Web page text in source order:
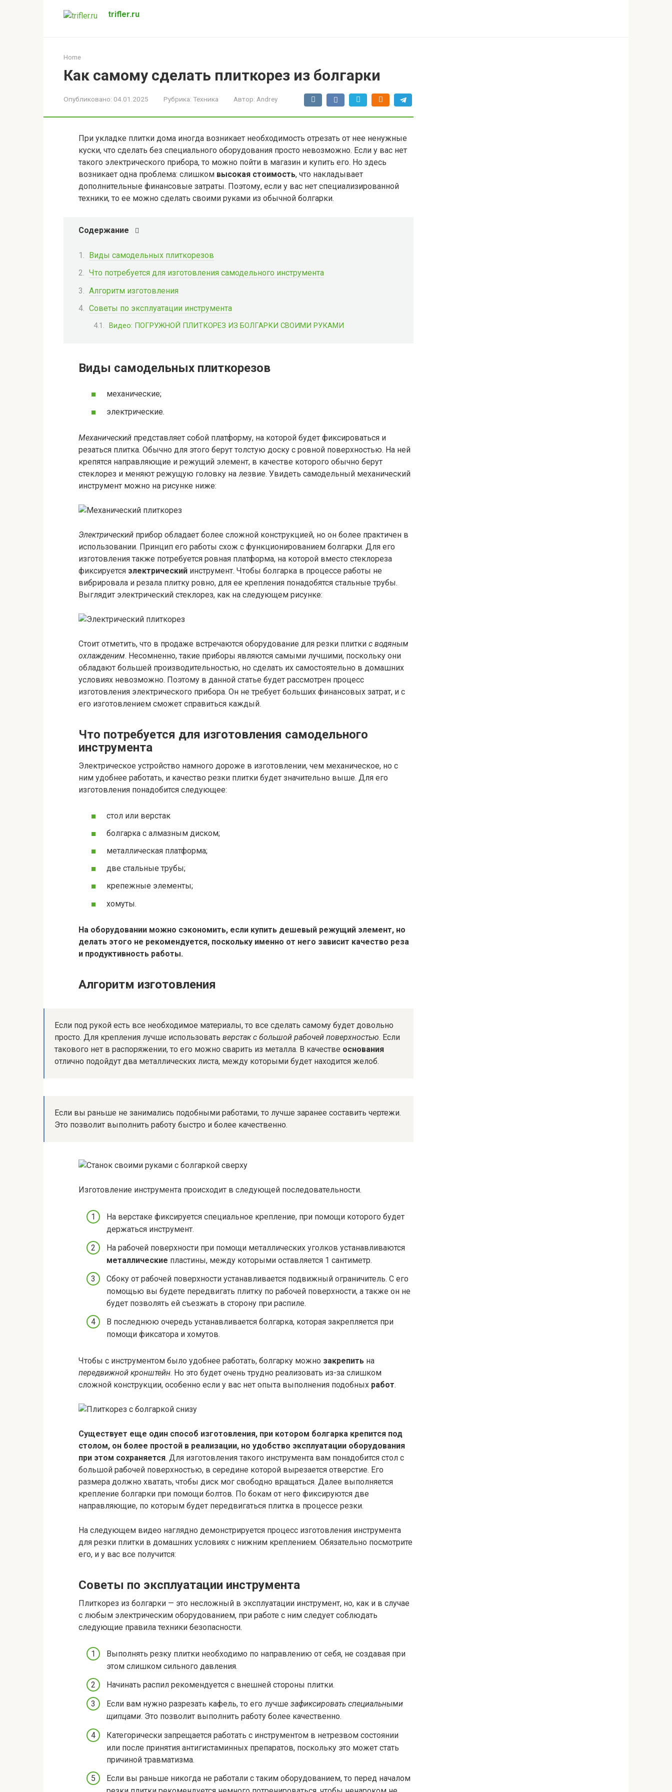
trifler.ru
Home
Как самому сделать плиткорез из болгарки
Опубликовано: 04.01.2025 Рубрика: Техника Автор: Andrey
При укладке плитки дома иногда возникает необходимость отрезать от нее ненужные
куски, что сделать без специального оборудования просто невозможно. Если у вас нет
такого электрического прибора, то можно пойти в магазин и купить его. Но здесь
возникает одна проблема: слишком высокая стоимость, что накладывает
дополнительные финансовые затраты. Поэтому, если у вас нет специализированной
техники, то ее можно сделать своими руками из обычной болгарки.
Содержание
Виды самодельных плиткорезов
Что потребуется для изготовления самодельного инструмента
Алгоритм изготовления
Советы по эксплуатации инструмента
Видео: ПОГРУЖНОЙ ПЛИТКОРЕЗ ИЗ БОЛГАРКИ СВОИМИ РУКАМИ
Виды самодельных плиткорезов
механические;
электрические.
Механический представляет собой платформу, на которой будет фиксироваться и
резаться плитка. Обычно для этого берут толстую доску с ровной поверхностью. На ней
крепятся направляющие и режущий элемент, в качестве которого обычно берут
стеклорез и меняют режущую головку на лезвие. Увидеть самодельный механический
инструмент можно на рисунке ниже:
Электрический прибор обладает более сложной конструкцией, но он более практичен в
использовании. Принцип его работы схож с функционированием болгарки. Для его
изготовления также потребуется ровная платформа, на которой вместо стеклореза
фиксируется электрический инструмент. Чтобы болгарка в процессе работы не
вибрировала и резала плитку ровно, для ее крепления понадобятся стальные трубы.
Выглядит электрический стеклорез, как на следующем рисунке:
Стоит отметить, что в продаже встречаются оборудование для резки плитки с водяным
охлажденим. Несомненно, такие приборы являются самыми лучшими, поскольку они
обладают большей производительностью, но сделать их самостоятельно в домашних
условиях невозможно. Поэтому в данной статье будет рассмотрен процесс
изготовления электрического прибора. Он не требует больших финансовых затрат, и с
его изготовлением сможет справиться каждый.
Что потребуется для изготовления самодельного
инструмента
Электрическое устройство намного дороже в изготовлении, чем механическое, но с
ним удобнее работать, и качество резки плитки будет значительно выше. Для его
изготовления понадобится следующее:
стол или верстак
болгарка с алмазным диском;
металлическая платформа;
две стальные трубы;
крепежные элементы;
хомуты.
На оборудовании можно сэкономить, если купить дешевый режущий элемент, но
делать этого не рекомендуется, поскольку именно от него зависит качество реза
и продуктивность работы.
Алгоритм изготовления
Если под рукой есть все необходимое материалы, то все сделать самому будет довольно
просто. Для крепления лучше использовать верстак с большой рабочей поверхностью. Если
такового нет в распоряжении, то его можно сварить из металла. В качестве основания
отлично подойдут два металлических листа, между которыми будет находится желоб.
Если вы раньше не занимались подобными работами, то лучше заранее составить чертежи.
Это позволит выполнить работу быстро и более качественно.
Изготовление инструмента происходит в следующей последовательности.
На верстаке фиксируется специальное крепление, при помощи которого будет
держаться инструмент.
На рабочей поверхности при помощи металлических уголков устанавливаются
металлические пластины, между которыми оставляется 1 сантиметр.
Сбоку от рабочей поверхности устанавливается подвижный ограничитель. С его
помощью вы будете передвигать плитку по рабочей поверхности, а также он не
будет позволять ей съезжать в сторону при распиле.
В последнюю очередь устанавливается болгарка, которая закрепляется при
помощи фиксатора и хомутов.
Чтобы с инструментом было удобнее работать, болгарку можно закрепить на
передвижной кронштейн. Но это будет очень трудно реализовать из-за слишком
сложной конструкции, особенно если у вас нет опыта выполнения подобных работ.
Существует еще один способ изготовления, при котором болгарка крепится под
столом, он более простой в реализации, но удобство эксплуатации оборудования
при этом сохраняется. Для изготовления такого инструмента вам понадобится стол с
большой рабочей поверхностью, в середине которой вырезается отверстие. Его
размера должно хватать, чтобы диск мог свободно вращаться. Далее выполняется
крепление болгарки при помощи болтов. По бокам от него фиксируются две
направляющие, по которым будет передвигаться плитка в процессе резки.
На следующем видео наглядно демонстрируется процесс изготовления инструмента
для резки плитки в домашних условиях с нижним креплением. Обязательно посмотрите
его, и у вас все получится:
Советы по эксплуатации инструмента
Плиткорез из болгарки — это несложный в эксплуатации инструмент, но, как и в случае
с любым электрическим оборудованием, при работе с ним следует соблюдать
следующие правила техники безопасности.
Выполнять резку плитки необходимо по направлению от себя, не создавая при
этом слишком сильного давления.
Начинать распил рекомендуется с внешней стороны плитки.
Если вам нужно разрезать кафель, то его лучше зафиксировать специальными
щипцами. Это позволит выполнить работу более качественно.
Категорически запрещается работать с инструментом в нетрезвом состоянии
или после принятия антигистаминных препаратов, поскольку это может стать
причиной травматизма.
Если вы раньше никогда не работали с таким оборудованием, то перед началом